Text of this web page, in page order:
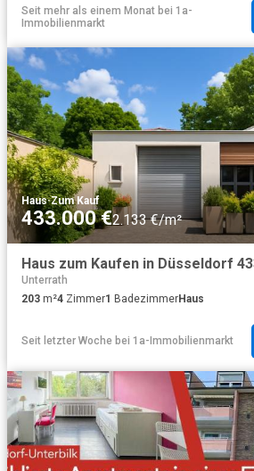
Seit mehr als einem Monat bei 1a-
Immobilienmarkt
Haus·Zum Kauf
433.000 €2.133 €/m²
Unterrath
203 m²4 Zimmer1 BadezimmerHaus
Seit letzter Woche bei 1a-Immobilienmarkt